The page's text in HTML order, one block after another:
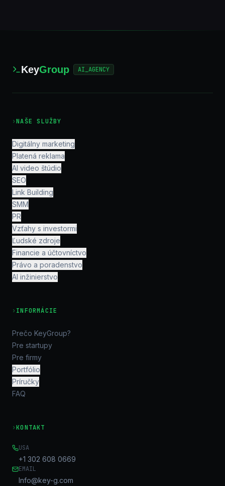
KeyGroup AI_AGENCY
›NAŠE SLUŽBY
Digitálny marketing
Platená reklama
AI video štúdio
SEO
Link Building
SMM
PR
Vzťahy s investormi
Ľudské zdroje
Financie a účtovníctvo
Právo a poradenstvo
AI inžinierstvo
› INFORMÁCIE
Prečo KeyGroup?
Pre startupy
Pre firmy
Portfólio
Príručky
FAQ
›KONTAKT
USA
+1 302 608 0669
EMAIL
Info@key-g.com